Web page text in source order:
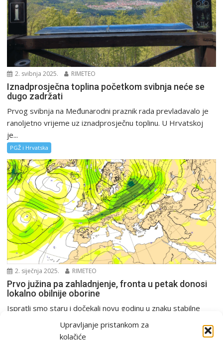
Upravljanje pristankom za
kolačiće
2. svibnja 2025. RIMETEO
Iznadprosječna toplina početkom svibnja neće se
dugo zadržati
Prvog svibnja na Međunarodni praznik rada prevladavalo je
ranoljetno vrijeme uz iznadprosječnu toplinu. U Hrvatskoj
je...
PGŽ i Hrvatska
2. siječnja 2025. RIMETEO
Prvo južina pa zahladnjenje, fronta u petak donosi
lokalno obilnije oborine
Ispratli smo staru i dočekali novu godinu u znaku stabilne
anticiklone, no već s prvim danima...
PGŽ i Hrvatska